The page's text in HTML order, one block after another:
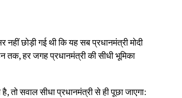
छोड़ी गई थी कि यह सब प्रधानमंत्री मोदी
हर जगह प्रधानमंत्री की सीधी भूमिका
सवाल सीधा प्रधानमंत्री से ही पूछा जाएगा: